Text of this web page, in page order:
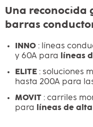
Una reconocida
barras
INNO : líneas
y 60A para
líneas
ELITE : soluciones
hasta 200A para
MOVIT : carriles
para
líneas de